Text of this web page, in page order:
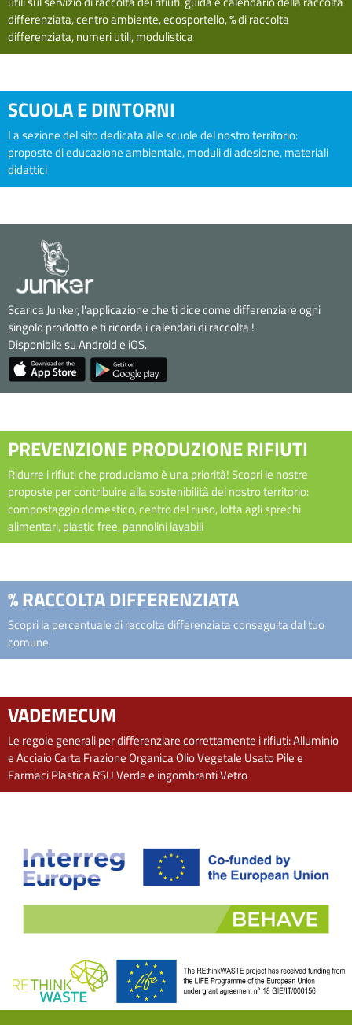
differenziata, centro ambiente, ecosportello, % di raccolta
differenziata, numeri utili, modulistica
SCUOLA E DINTORNI
La sezione del sito dedicata alle scuole del nostro territorio:
proposte di educazione ambientale, moduli di adesione, materiali
didattici
Scarica Junker, l'applicazione che ti dice come differenziare ogni
singolo prodotto e ti ricorda i calendari di raccolta !
Disponibile su Android e iOS.
PREVENZIONE PRODUZIONE RIFIUTI
Ridurre i rifiuti che produciamo è una priorità! Scopri le nostre
proposte per contribuire alla sostenibilità del nostro territorio:
compostaggio domestico, centro del riuso, lotta agli sprechi
alimentari, plastic free, pannolini lavabili
% RACCOLTA DIFFERENZIATA
Scopri la percentuale di raccolta differenziata conseguita dal tuo
comune
VADEMECUM
Le regole generali per differenziare correttamente i rifiuti:Alluminio
e AcciaioCartaFrazione OrganicaOlio Vegetale UsatoPile e
FarmaciPlasticaRSUVerde e ingombrantiVetro